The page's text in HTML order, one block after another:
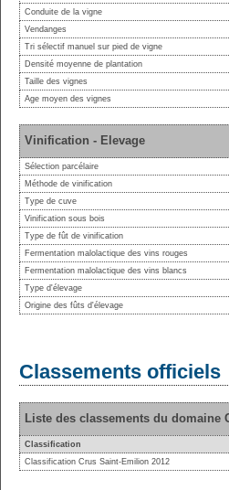
Conduite de la vigne
Vendanges
Tri sélectif manuel sur pied de vigne
Densité moyenne de plantation
Taille des vignes
Age moyen des vignes
Vinification - Elevage
Sélection parcélaire
Méthode de vinification
Type de cuve
Vinification sous bois
Type de fût de vinification
Fermentation malolactique des vins rouges
Fermentation malolactique des vins blancs
Type d'élevage
Origine des fûts d'élevage
Classements officiels
Liste des classements du domaine
Classification
Classification Crus Saint-Emilion 2012